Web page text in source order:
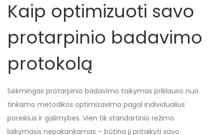
Kaip optimizuoti savo
protarpinio badavimo
protokolą
Sėkmingas protarpinio badavimo taikymas priklauso nuo
tinkamo metodikos optimizavimo pagal individualius
poreikius ir galimybes. Vien tik standartinio režimo
laikymasis nepakankamas – būtina jį pritaikyti savo